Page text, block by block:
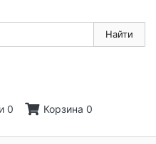
Найти
0 Корзина 0